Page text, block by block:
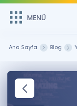
MENÜ
Remzi Hoca ile
MENÜ
Çalışma
Ana Sayfa Blog